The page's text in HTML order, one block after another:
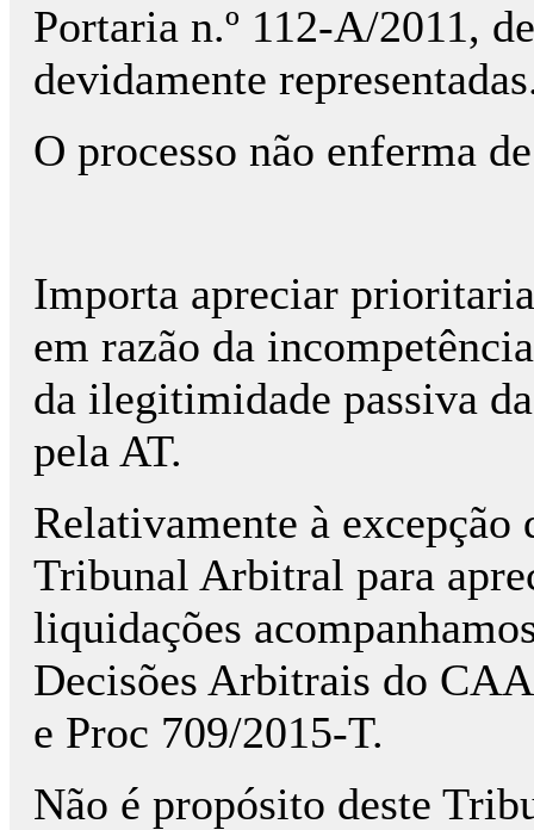
Portaria n.º 112-A/2011,
devidamente
O processo não enferma
Importa apreciar
em razão da
da ilegitimidade passiva
pela AT.
Relativamente à
Tribunal Arbitral para
liquidações
Decisões Arbitrais do
e Proc 709/2015-T.
Não é propósito deste